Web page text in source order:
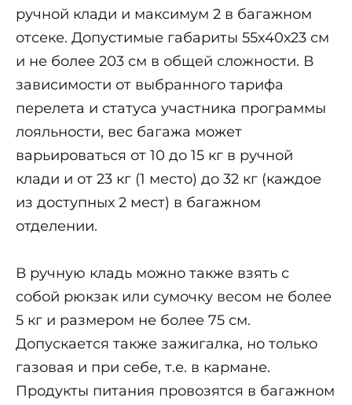
ручной клади и максимум 2 в багажном
отсеке. Допустимые габариты 55х40х23 см
и не более 203 см в общей сложности. В
зависимости от выбранного тарифа
перелета и статуса участника программы
лояльности, вес багажа может
варьироваться от 10 до 15 кг в ручной
клади и от 23 кг (1 место) до 32 кг (каждое
из доступных 2 мест) в багажном
отделении.
В ручную кладь можно также взять с
собой рюкзак или сумочку весом не более
5 кг и размером не более 75 см.
Допускается также зажигалка, но только
газовая и при себе, т.е. в кармане.
Продукты питания провозятся в багажном